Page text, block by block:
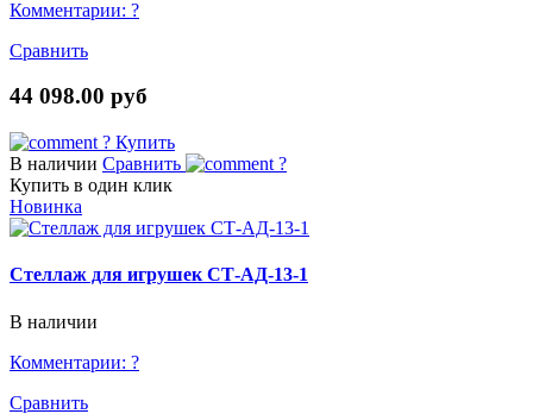
Комментарии: ?
Сравнить
44 098.00 руб
? Купить
В наличии Сравнить
?
Купить в один клик
Новинка
Стеллаж для игрушек СТ-АД-13-1
В наличии
Комментарии: ?
Сравнить